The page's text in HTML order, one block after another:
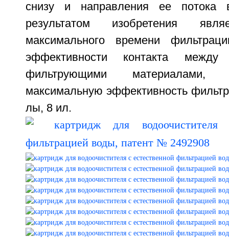
снизу и направления ее потока
результатом изобретения
максимального времени
эффективности контакта
фильтрующими материалами,
максимальную эффективность
лы, 8 ил.